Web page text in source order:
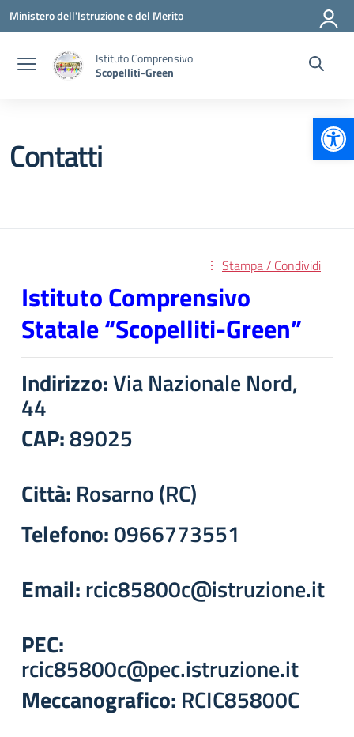
Vai ai contenuti
Vai al menu di navigazione
Vai al footer
Ministero dell'Istruzione e del Merito
Istituto Comprensivo
Scopelliti-Green
Contatti
Stampa / Condividi
Istituto Comprensivo
Statale “Scopelliti-Green”
Indirizzo:Via Nazionale Nord,
44
CAP:89025
Città: Rosarno (RC)
Telefono:0966773551
Email:rcic85800c@istruzione.it
PEC:
rcic85800c@pec.istruzione.it
Meccanografico: RCIC85800C